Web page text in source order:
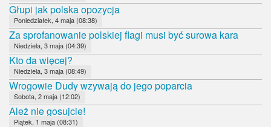
Głupi jak polska opozycja
Poniedziałek, 4 maja (08:38)
Za sprofanowanie polskiej flagi musi być surowa kara
Niedziela, 3 maja (04:39)
Kto da więcej?
Niedziela, 3 maja (08:49)
Wrogowie Dudy wzywają do jego poparcia
Sobota, 2 maja (12:02)
Ależ nie gosujcie!
Piątek, 1 maja (08:31)